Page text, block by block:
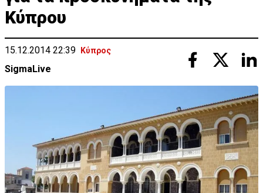
Κύπρου
15.12.2014 22:39 Κύπρος
SigmaLive